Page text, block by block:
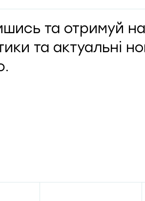
та отримуй
та актуальні